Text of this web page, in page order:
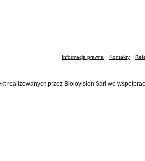
Informacja prawna Kontakty
realizowanych przez Biolovision Sàrl we